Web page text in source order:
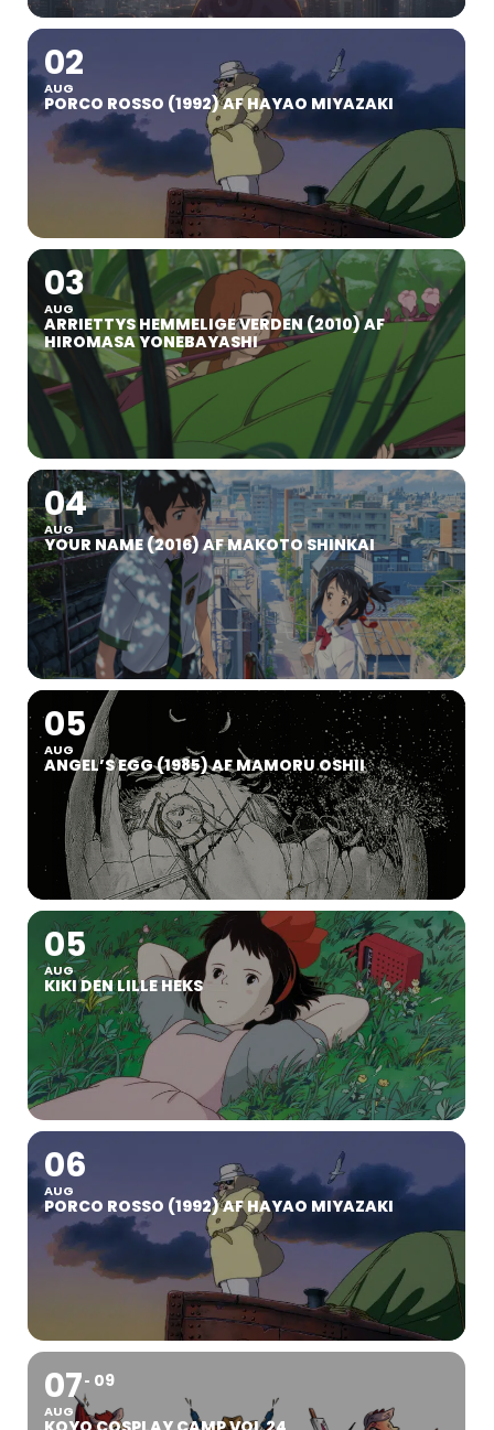
02
AUG
PORCO ROSSO (1992) AF HAYAO MIYAZAKI
03
AUG
ARRIETTYS HEMMELIGE VERDEN (2010) AF
HIROMASA YONEBAYASHI
04
AUG
YOUR NAME (2016) AF MAKOTO SHINKAI
05
AUG
ANGEL’S EGG (1985) AF MAMORU OSHII
05
AUG
KIKI DEN LILLE HEKS
06
AUG
PORCO ROSSO (1992) AF HAYAO MIYAZAKI
07
AUG
09